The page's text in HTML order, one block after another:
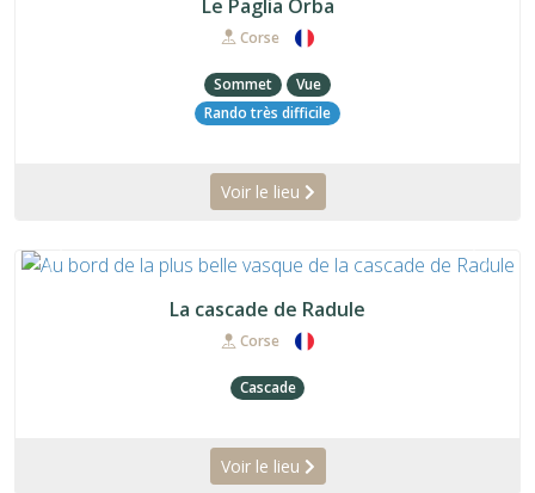
Le Paglia Orba
Corse
Sommet
Vue
Rando très difficile
Voir le lieu
Précédent
La cascade de Radule
Corse
Cascade
Voir le lieu